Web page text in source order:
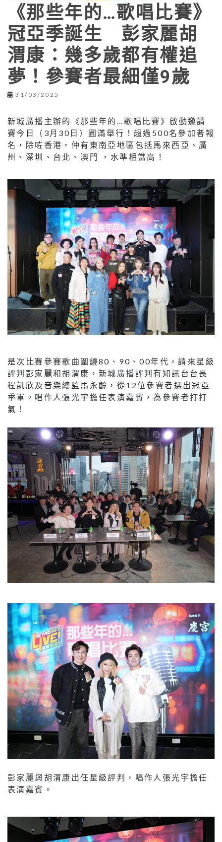
《那些年的…歌唱比賽》
冠亞季誕生 彭家麗胡
渭康：幾多歲都有權追
夢！參賽者最細僅9歲
31/03/2025
新城廣播主辦的《那些年的…歌唱比賽》啟動邀請
賽今日（3月30日）圓滿舉行！超過500名參加者報
名，除咗香港，仲有東南亞地區包括馬來西亞、廣
州、深圳、台北、澳門 ，水準相當高！
是次比賽參賽歌曲圍繞80、90、00年代，請來星級
評判彭家麗和胡渭康，新城廣播評判有知訊台台長
程凱欣及音樂總監馬永齡，從12位參賽者選出冠亞
季軍。唱作人張光宇擔任表演嘉賓，為參賽者打打
氣！
彭家麗與胡渭康出任星級評判，唱作人張光宇擔任
表演嘉賓。